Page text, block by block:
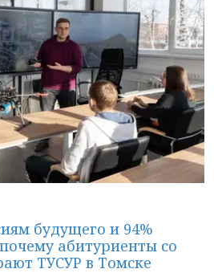
будущего и 94%
абитуриенты со
ТУСУР в Томске